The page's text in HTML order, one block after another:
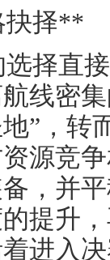
抉择**
择直
线密
”，转
源竞
，并
提升
进入